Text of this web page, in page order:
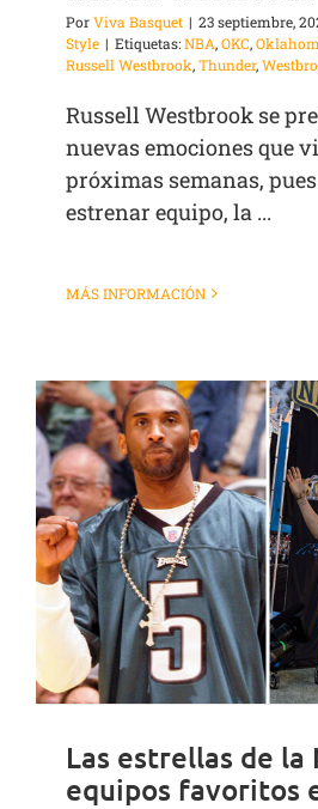
PorViva Basquet | 23 septiembre,
Style | Etiquetas:NBA,OKC,
Russell Westbrook,Thunder,
Russell Westbrook se
nuevas emociones que
próximas semanas,
estrenar equipo, la ...
MÁS INFORMACIÓN
Las estrellas de la
equipos favoritos